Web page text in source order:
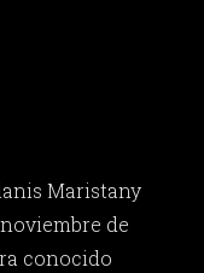
Maristany
de
conocido